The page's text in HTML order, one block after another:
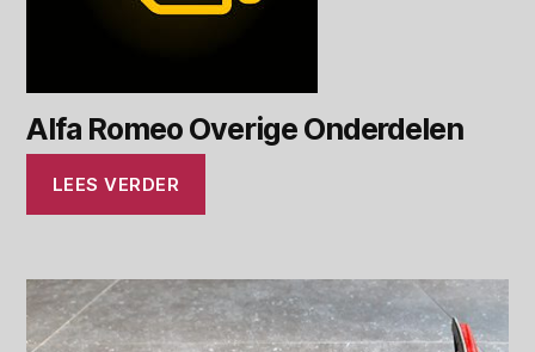
Alfa Romeo Overige Onderdelen
LEES VERDER